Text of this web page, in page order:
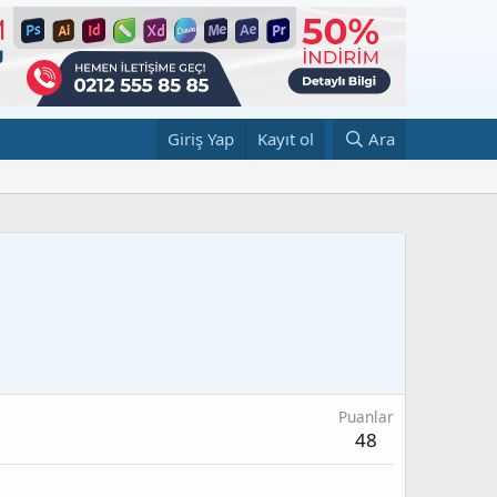
Giriş Yap Kayıt ol Ara
Puanlar
48